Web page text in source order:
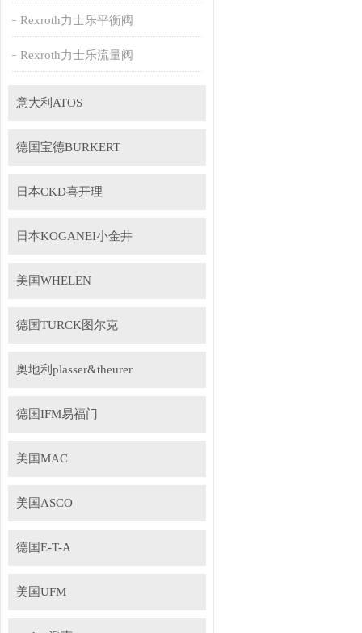
Rexroth力士乐平衡阀
Rexroth力士乐流量阀
意大利ATOS
德国宝德BURKERT
日本CKD喜开理
日本KOGANEI小金井
美国WHELEN
德国TURCK图尔克
奥地利plasser&theurer
德国IFM易福门
美国MAC
美国ASCO
德国E-T-A
美国UFM